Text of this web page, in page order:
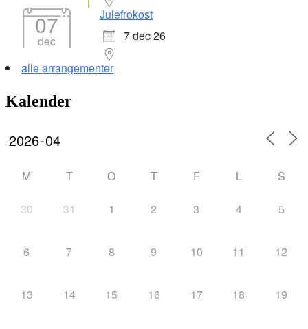
07
dec
Julefrokost
7 dec 26
alle arrangementer
Kalender
M T O T F L S
30 31 1 2 3 4 5
6 7 8 9 10 11 12
13 14 15 16 17 18 19